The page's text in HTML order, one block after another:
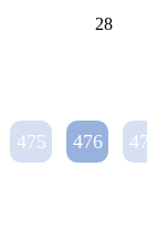
28
475 476